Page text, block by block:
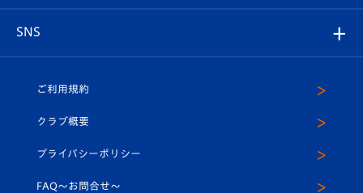
ホームタウン
平和祈念活動
プレイヤーズスイート
店舗情報
U-18
スクール
SNS
ヴィヴィくんインスタグラム
公式LINE＠
ご利用規約
クラブ概要
プライバシーポリシー
FAQ〜お問合せ〜